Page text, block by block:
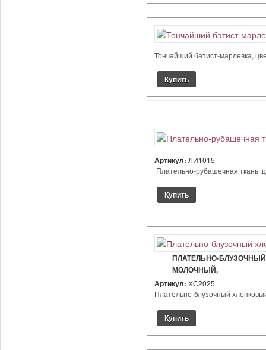
Тончайший батист-марлевка,
Артикул: ЛИ1015
Плательно-рубашечная ткань
ПЛАТЕЛЬНО-
МОЛОЧНЫЙ,
Артикул: ХС2025
Плательно-блузочный